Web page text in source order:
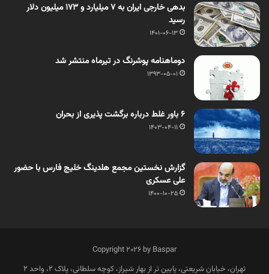
بدهی خارجی ایران به ۷ میلیارد و ۱۷۳ میلیون دلار
رسید
1401-06-13
دوماهنامه پوشرنگ در تیرماه منتشر شد
1393-05-01
۶ باور غلط درباره برگشت ‏پذیری از بحران
1403-04-11
گزارش نخستین مجمع هلدینگ خلیج فارس با حضور
علی عسکری
1400-10-25
Copyright 2026 by Baspar
تهران، خیابان شریعتی، پایین تر از بهار شیراز، کوچه سلطانی، پلاک 2، واحد 2